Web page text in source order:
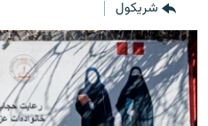
لټون
پاڼې
ته
مراجعه
انځوریزه برخه
ورزش
د کډوالۍ بحران
'کووېډ-۱۹'
شريکول